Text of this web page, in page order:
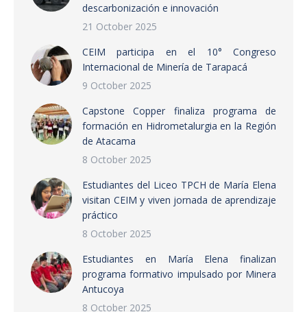
descarbonización e innovación
21 October 2025
CEIM participa en el 10° Congreso
Internacional de Minería de Tarapacá
9 October 2025
Capstone Copper finaliza programa de
formación en Hidrometalurgia en la Región
de Atacama
8 October 2025
Estudiantes del Liceo TPCH de María Elena
visitan CEIM y viven jornada de aprendizaje
práctico
8 October 2025
Estudiantes en María Elena finalizan
programa formativo impulsado por Minera
Antucoya
8 October 2025